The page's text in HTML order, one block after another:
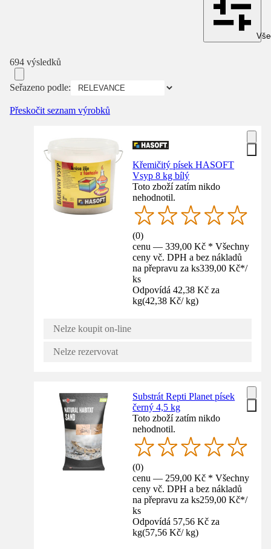
694 výsledků
Seřazeno podle:
Přeskočit seznam výrobků
Křemičitý písek HASOFT
Vsyp 8 kg bílý
Toto zboží zatím nikdo
nehodnotil.
(0)
cenu — 339,00 Kč * Všechny
ceny vč. DPH a bez nákladů
na přepravu za ks339,00 Kč*/
ks
Odpovídá 42,38 Kč za
kg(42,38 Kč/ kg)
Nelze koupit on-line
Nelze rezervovat
Substrát Repti Planet písek
černý 4,5 kg
Toto zboží zatím nikdo
nehodnotil.
(0)
cenu — 259,00 Kč * Všechny
ceny vč. DPH a bez nákladů
na přepravu za ks259,00 Kč*/
ks
Odpovídá 57,56 Kč za
kg(57,56 Kč/ kg)